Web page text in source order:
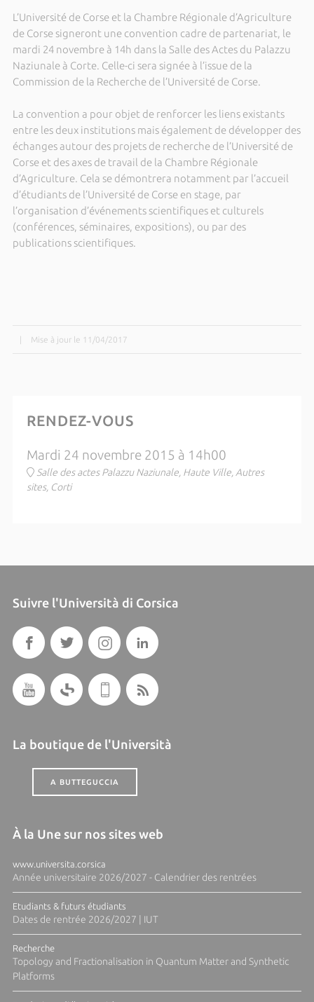
L’Université de Corse et la Chambre Régionale d’Agriculture
de Corse signeront une convention cadre de partenariat, le
mardi 24 novembre à 14h dans la Salle des Actes du Palazzu
Naziunale à Corte. Celle-ci sera signée à l’issue de la
Commission de la Recherche de l’Université de Corse.
La convention a pour objet de renforcer les liens existants
entre les deux institutions mais également de développer des
échanges autour des projets de recherche de l’Université de
Corse et des axes de travail de la Chambre Régionale
d’Agriculture. Cela se démontrera notamment par l’accueil
d’étudiants de l’Université de Corse en stage, par
l’organisation d’événements scientifiques et culturels
(conférences, séminaires, expositions), ou par des
publications scientifiques.
Mise à jour le 11/04/2017
RENDEZ-VOUS
Mardi 24 novembre 2015 à 14h00
Salle des actes Palazzu Naziunale, Haute Ville, Autres
sites, Corti
Suivre l'Università di Corsica
La boutique de l'Università
A BUTTEGUCCIA
À la Une sur nos sites web
www.universita.corsica
Année universitaire 2026/2027 - Calendrier des rentrées
Etudiants & futurs étudiants
Dates de rentrée 2026/2027 | IUT
Recherche
Topology and Fractionalisation in Quantum Matter and Synthetic
Platforms